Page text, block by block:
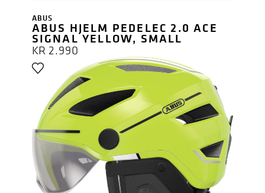
ABUS
ABUS HJELM PEDELEC 2.0 ACE
SIGNAL YELLOW, SMALL
KR2.990